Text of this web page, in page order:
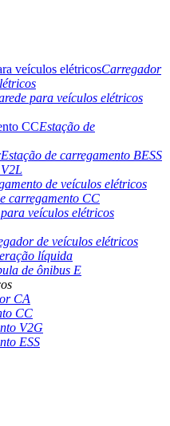
Carregador
para veículos elétricos
Estação de
Estação de carregamento BESS
de veículos elétricos
carregamento CC
veículos elétricos
de veículos elétricos
líquida
de ônibus E
CA
CC
V2G
ESS